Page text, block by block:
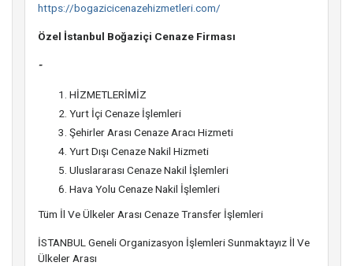
https://bogazicicenazehizmetleri.com/
Özel İstanbul Boğaziçi Cenaze Firması
-
HİZMETLERİMİZ
Yurt İçi Cenaze İşlemleri
Şehirler Arası Cenaze Aracı Hizmeti
Yurt Dışı Cenaze Nakil Hizmeti
Uluslararası Cenaze Nakil İşlemleri
Hava Yolu Cenaze Nakil İşlemleri
Tüm İl Ve Ülkeler Arası Cenaze Transfer İşlemleri
İSTANBUL Geneli Organizasyon İşlemleri Sunmaktayız İl Ve
Ülkeler Arası